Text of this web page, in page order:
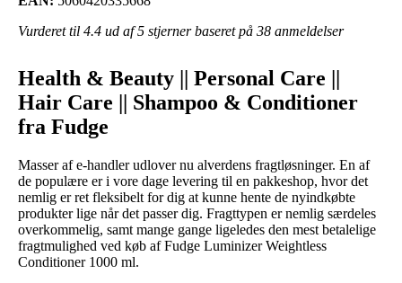
Vurderet til 4.4 ud af 5 stjerner baseret på 38 anmeldelser
Health & Beauty || Personal Care ||
Hair Care || Shampoo & Conditioner
fra Fudge
Masser af e-handler udlover nu alverdens fragtløsninger. En af
de populære er i vore dage levering til en pakkeshop, hvor det
nemlig er ret fleksibelt for dig at kunne hente de nyindkøbte
produkter lige når det passer dig. Fragttypen er nemlig særdeles
overkommelig, samt mange gange ligeledes den mest betalelige
fragtmulighed ved køb af Fudge Luminizer Weightless
Conditioner 1000 ml.